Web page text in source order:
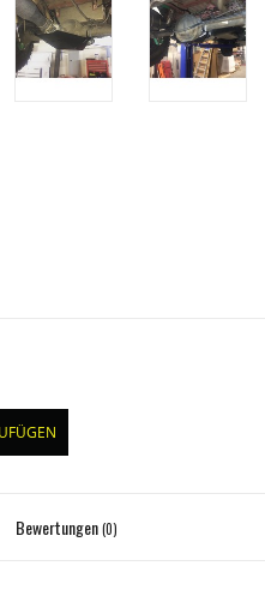
Bewertungen(0)